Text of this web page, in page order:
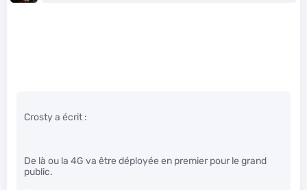
Crosty a écrit :
De là ou la 4G va être déployée en premier pour le grand
public.